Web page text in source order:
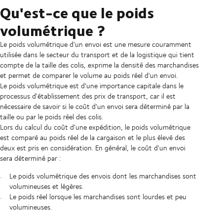
Qu'est-ce que le poids
volumétrique ?
Le poids volumétrique d'un envoi est une mesure couramment
utilisée dans le secteur du transport et de la logistique qui tient
compte de la taille des colis, exprime la densité des marchandises
et permet de comparer le volume au poids réel d'un envoi.
Le poids volumétrique est d'une importance capitale dans le
processus d'établissement des prix de transport, car il est
nécessaire de savoir si le coût d'un envoi sera déterminé par la
taille ou par le poids réel des colis.
Lors du calcul du coût d'une expédition, le poids volumétrique
est comparé au poids réel de la cargaison et le plus élevé des
deux est pris en considération. En général, le coût d'un envoi
sera déterminé par :
Le poids volumétrique des envois dont les marchandises sont
volumineuses et légères.
Le poids réel lorsque les marchandises sont lourdes et peu
volumineuses.